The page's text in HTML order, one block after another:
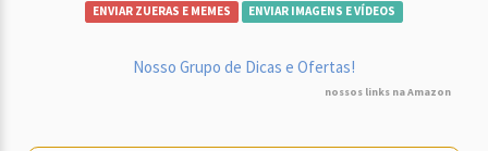
ENVIAR ZUERAS E MEMES ENVIAR IMAGENS E VÍDEOS
Nosso Grupo de Dicas e Ofertas!
nossos links na Amazon